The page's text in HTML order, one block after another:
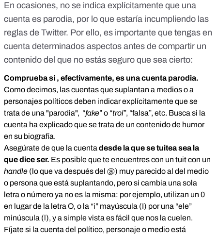
En ocasiones, no se indica explícitamente que una
cuenta es parodia, por lo que estaría incumpliendo las
reglas de Twitter. Por ello, es importante que tengas en
cuenta determinados aspectos antes de compartir un
contenido del que no estás seguro que sea cierto:
Comprueba si , efectivamente, es una cuenta parodia.
Como decimos, las cuentas que suplantan a medios o a
personajes políticos deben indicar explícitamente que se
trata de una "parodia", “fake” o “trol”, “falsa”, etc. Busca si la
cuenta ha explicado que se trata de un contenido de humor
en su biografía.
Asegúrate de que la cuenta desde la que se tuitea sea la
que dice ser. Es posible que te encuentres con un tuit con un
handle (lo que va después del @) muy parecido al del medio
o persona que está suplantando, pero si cambia una sola
letra o número ya no es la misma: por ejemplo, utilizan un 0
en lugar de la letra O, o la “i” mayúscula (I) por una “ele”
minúscula (l), y a simple vista es fácil que nos la cuelen.
Fíjate si la cuenta del político, personaje o medio está